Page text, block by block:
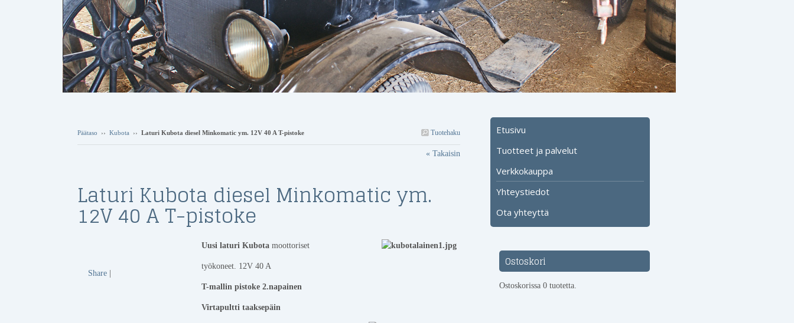
Tuotehaku
Päätaso ›› Kubota ›› Laturi Kubota diesel Minkomatic ym. 12V 40 A T-pistoke
« Takaisin
Laturi Kubota diesel Minkomatic ym.
12V 40 A T-pistoke
Share
Uusi laturi Kubota moottoriset
työkoneet. 12V 40 A
T-mallin pistoke 2.napainen
Virtapultti taaksepäin
Etusivu
Tuotteet ja palvelut
Verkkokauppa
Yhteystiedot
Ota yhteyttä
Ostoskori
Ostoskorissa 0 tuotetta.